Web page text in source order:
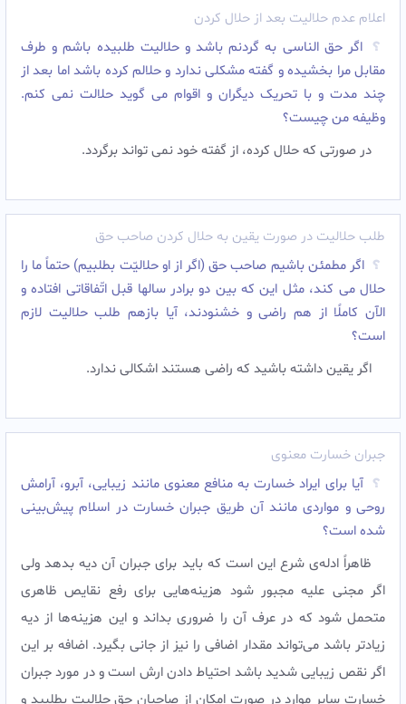
اعلام عدم حلالیت بعد از حلال کردن
اگر حق الناسی به گردنم باشد و حلالیت طلبیده باشم و طرف
مقابل مرا بخشیده و گفته مشکلی ندارد و حلالم کرده باشد اما بعد از
چند مدت و با تحریک دیگران و اقوام می گوید حلالت نمی کنم.
وظیفه من چیست؟
در صورتی که حلال کرده، از گفته خود نمی تواند برگردد.
طلب حلالیت در صورت یقین به حلال کردن صاحب حق
اگر مطمئن باشيم صاحب حق (اگر از او حلاليّت بطلبيم) حتماً ما را
حلال مى‏ كند، مثل اين كه بين دو برادر سالها قبل اتّفاقاتى افتاده و
الآن كاملًا از هم راضى و خشنودند، آيا بازهم طلب حلالیت لازم
است؟
اگر يقين داشته باشيد كه راضى هستند اشكالى ندارد.
جبران خسارت معنوی
آیا برای ایراد خسارت به منافع معنوی مانند زیبایی، آبرو، آرامش
روحی و مواردی مانند آن طریق جبران خسارت در اسلام پیش‌بینی
شده است؟
ظاهراً ادله‌ی شرع این است که باید برای جبران آن دیه بدهد ولی
اگر مجنی علیه مجبور شود هزینه‌هایی برای رفع نقایص ظاهری
متحمل شود که در عرف آن را ضروری بداند و این هزینه‌ها از دیه
زیادتر باشد می‌تواند مقدار اضافی را نیز از جانی بگیرد. اضافه بر این
اگر نقص زیبایی شدید باشد احتیاط دادن ارش است و در مورد جبران
خسارت سایر موارد در صورت امکان از صاحبان حق حلالیت بطلبید و